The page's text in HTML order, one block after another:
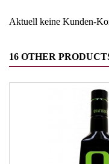
Aktuell keine Kunden-
16 OTHER